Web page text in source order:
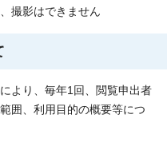
撮影はできません
より、毎年1回、閲覧申出者
囲、利用目的の概要等につ